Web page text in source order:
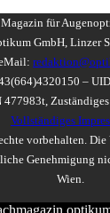
für
GmbH, Linzer
–
477983t,
Vollständiges
vorbehalten.
Genehmigung
Wien.